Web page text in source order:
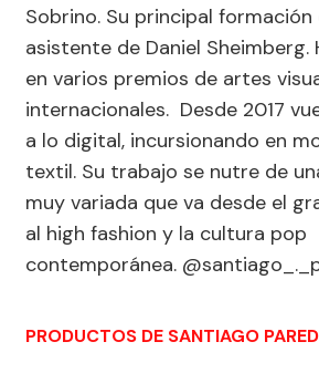
Sobrino. Su principal formación
asistente de Daniel
en varios premios de artes
internacionales. Desde 2017
a lo digital, incursionando en
textil. Su trabajo se nutre de
muy variada que va desde el
al high fashion y la cultura pop
contemporánea.
PRODUCTOS DE SANTIAGO